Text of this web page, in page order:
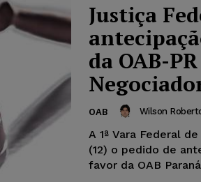
Justiça
da OAB-
OAB Wilson
A 1ª Vara Federal
(12) o pedido de
favor da OAB